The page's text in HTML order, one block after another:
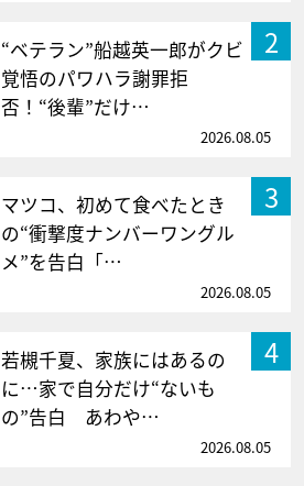
2
“ベテラン”船越英一郎がクビ
覚悟のパワハラ謝罪拒
否！“後輩”だけ…
2026.08.05
3
マツコ、初めて食べたとき
の“衝撃度ナンバーワングル
メ”を告白「…
2026.08.05
4
若槻千夏、家族にはあるの
に…家で自分だけ“ないも
の”告白 あわや…
2026.08.05